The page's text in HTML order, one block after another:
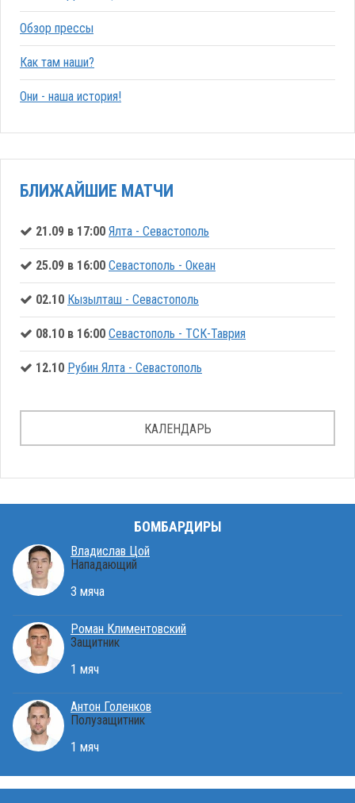
Обзор прессы
Как там наши?
Они - наша история!
БЛИЖАЙШИЕ МАТЧИ
21.09 в 17:00 Ялта - Севастополь
25.09 в 16:00 Севастополь - Океан
02.10 Кызылташ - Севастополь
08.10 в 16:00 Севастополь - ТСК-Таврия
12.10 Рубин Ялта - Севастополь
КАЛЕНДАРЬ
БОМБАРДИРЫ
Владислав Цой
Нападающий
3 мяча
Роман Климентовский
Защитник
1 мяч
Антон Голенков
Полузащитник
1 мяч